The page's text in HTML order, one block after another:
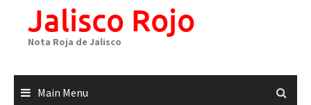
Jalisco Rojo
Nota Roja de Jalisco
Main Menu